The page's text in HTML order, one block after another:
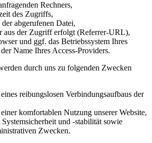
Rechners,
des Zugriffs,
abgerufenen Datei,
aus der Zugriff erfolgt (Referrer-URL),
und ggf. das Betriebssystem Ihres
Name Ihres Access-Providers.
durch uns zu folgenden Zwecken
reibungslosen Verbindungsaufbaus der
komfortablen Nutzung unserer Website,
und -stabilität sowie
Zwecken.